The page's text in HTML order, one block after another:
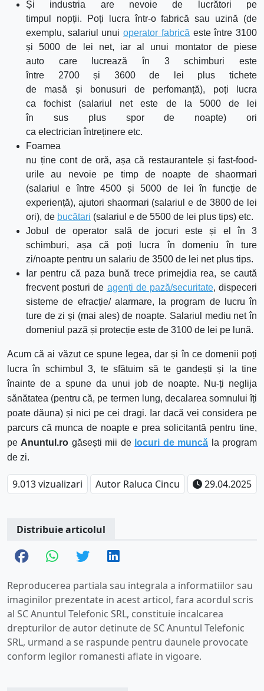
Și industria are nevoie de lucrători pe
timpul nopții. Poți lucra într-ofabrică sau uzină (de
exemplu, salariul unuioperator fabrică esteîntre 3100
și 5000 de lei net, iaral
unui montator de piese
auto care lucrează în 3 schimburi este
între 2700și 3600 de lei plus tichete
de masă și bonusuri de perfomanță), poți
lucra
ca fochist (salariul net este de la 5000 de lei
în susplus sporde noapte) ori
ca electricianîntreținere etc.
Foamea
nu ține contdeoră, așa că restaurantele și fast-food-
urile au nevoie pe timp de noapte de shaormari
(salariul e între 4500 și 5000 de lei în funcție de
experiență), ajutori shaormari (salariul e de 3800 de lei
ori), de bucătari (salariul e de 5500 de lei plus tips) etc.
Jobul de operator sal ă de jocuri esteși elîn 3
schimburi, așa că poți lucra în domeniuîn ture
zi/noapte pentru un salariu de 3500 de lei net plus tips.
Iar pentru că paza bună trece primejdia rea, se caută
frecvent posturi de agenți de pază/securitate, dispeceri
sisteme de efracție/ alarmare, la program de lucru în
ture de zi și (mai ales) de noapte. Salariul mediu net în
domeniul pază și protecție este de 3100 de lei pe lună.
Acum că ai văzut ce spune legea, dar și în ce domenii poți
lucra în schimbul 3, te sfătuim să te gandești și la tine
înainte de a spune da unui job de noapte. Nu-ți neglija
sănătatea (pentru că, pe termen lung, decalarea somnului îți
poate dăuna) și nici pe cei dragi. Iar dacă vei considera pe
parcurs că munca de noapte e prea solicitantă pentru tine,
pe Anuntul.ro găsești mii de locuri de muncă la program
de zi.
9.013 vizualizari Autor Raluca Cincu 29.04.2025
Distribuie articolul
Reproducerea partiala sau integrala a informatiilor sau
imaginilor prezentate in acest articol, fara acordul scris
al SC Anuntul Telefonic SRL, constituie incalcarea
drepturilor de autor detinute de SC Anuntul Telefonic
SRL, urmand a se raspunde pentru daunele provocate
conform legilor romanesti aflate in vigoare.